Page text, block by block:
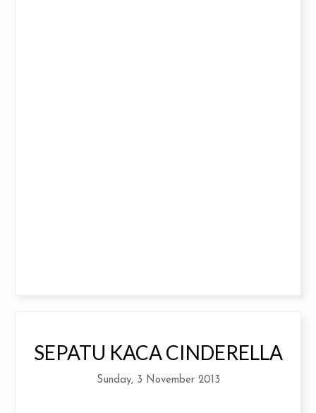
SEPATU KACA CINDERELLA
Sunday, 3 November 2013